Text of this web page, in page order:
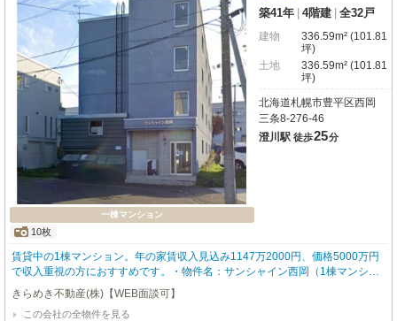
一棟マンション
10枚
築41年 4階建 全32戸
建物
336.59m² (101.81
坪)
土地
336.59m² (101.81
坪)
北海道札幌市豊平区西岡
三条8-276-46
澄川駅 徒歩25分
賃貸中の1棟マンション。年の家賃収入見込み1147万2000円、価格5000万円
で収入重視の方におすすめです。・物件名：サンシャイン西岡（1棟マンショ
ン） ・賃貸中のため、購入後すぐに家賃収入が見込めます ・年の家賃収入見
込み：1147万2000円（現状をもとに算出） ・価格5000万円に対し、表面利
回り22.94% ・札幌市営南北線「澄川」駅まで徒歩26分、生活圏の広い立地で
きらめき不動産(株)【WEB面談可】
この会社の全物件を見る